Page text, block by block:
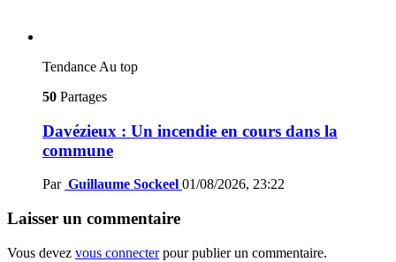
Tendance Au top
50 Partages
Davézieux : Un incendie en cours dans la
commune
Par Guillaume Sockeel 01/08/2026, 23:22
Laisser un commentaire
Vous devez vous connecterpour publier un commentaire.